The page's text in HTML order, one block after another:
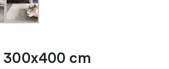
300x400 cm